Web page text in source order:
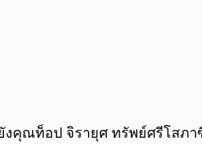
คุณท็อป จิรายุศ ทรัพย์ศรีโสภา